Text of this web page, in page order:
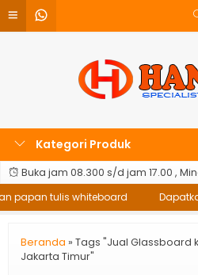
Kategori Produk
Buka jam 08.300 s/d jam 17.00 ,
papan tulis whiteboard
Beranda » Tags "Jual Glassboard
Jakarta Timur"